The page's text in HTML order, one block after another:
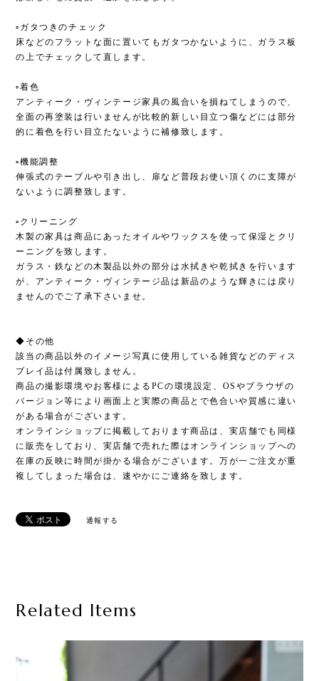
▫︎ガタつきのチェック
床などのフラットな面に置いてもガタつかないように、ガラス板
の上でチェックして直します。
▫︎着色
アンティーク・ヴィンテージ家具の風合いを損ねてしまうので、
全面の再塗装は行いませんが比較的新しい目立つ傷などには部分
的に着色を行い目立たないように補修致します。
▫︎機能調整
伸張式のテーブルや引き出し、扉など普段お使い頂くのに支障が
ないように調整致します。
▫︎クリーニング
木製の家具は商品にあったオイルやワックスを使って保湿とクリ
ーニングを致します。
ガラス・鉄などの木製品以外の部分は水拭きや乾拭きを行います
が、アンティーク・ヴィンテージ品は新品のような輝きには戻り
ませんのでご了承下さいませ。
◆その他
該当の商品以外のイメージ写真に使用している雑貨などのディス
プレイ品は付属致しません。
商品の撮影環境やお客様によるPCの環境設定、OSやブラウザの
バージョン等により画面上と実際の商品とで色合いや質感に違い
がある場合がございます。
オンラインショップに掲載しております商品は、実店舗でも同様
に販売をしており、実店舗で売れた際はオンラインショップへの
在庫の反映に時間が掛かる場合がございます。万が一ご注文が重
複してしまった場合は、速やかにご連絡を致します。
通報する
Related Items